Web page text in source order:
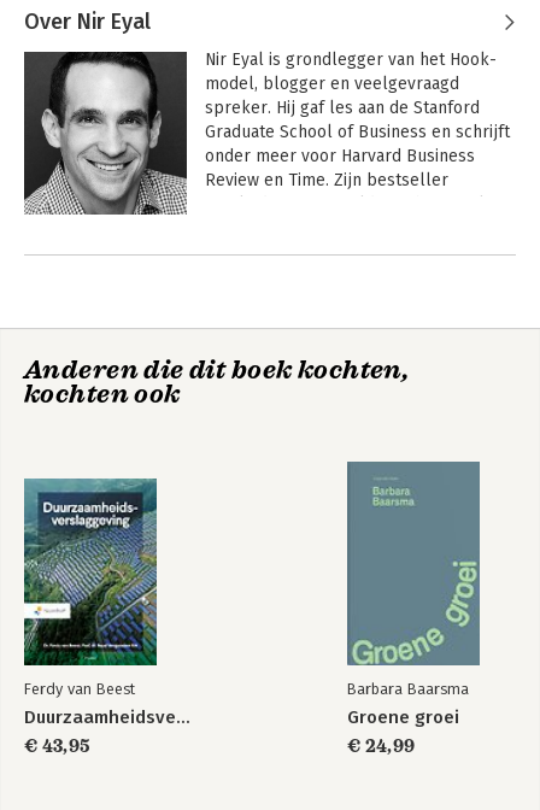
Over Nir Eyal
Nir Eyal is grondlegger van het Hook-
model, blogger en veelgevraagd
spreker. Hij gaf les aan de Stanford
Graduate School of Business en schrijft
onder meer voor Harvard Business
Review en Time. Zijn bestseller
award van 800 CEO Read'
Andere boeken door Nir Eyal
Indistractable: How
to Control Your
Attention and
Choose Your Life
Hooked - Hoe je
mensen 'verslaafd'
maakt aan je
Anderen die dit boek kochten,
kochten ook
Ferdy van Beest
Duurzaamheidsverslaggeving
€ 43,95
Barbara Baarsma
Groene groei
€ 24,99